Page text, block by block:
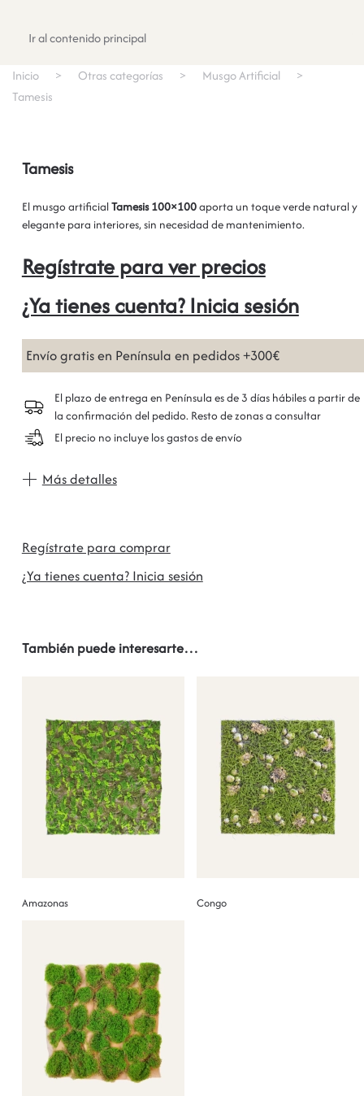
Ir al contenido principal
Inicio Otras categorías
Musgo Artificial
Tamesis
Tamesis
El musgo artificialTamesis 100×100aporta un toque verde natural y
elegante para interiores, sin necesidad de mantenimiento.
Regístrate para ver precios
¿Ya tienes cuenta? Inicia sesión
Envío gratis en Península en pedidos +300€
El plazo de entrega en Península es de 3 días hábiles a partir de
la confirmación del pedido. Resto de zonas a consultar
El precio no incluye los gastos de envío
Más detalles
Regístrate para comprar
¿Ya tienes cuenta? Inicia sesión
También puede interesarte…
Amazonas Congo